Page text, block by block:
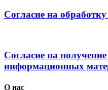
Согласие на
Согласие на
информационных
О нас